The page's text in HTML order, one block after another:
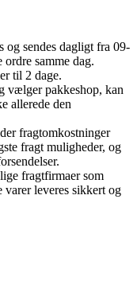
og sendes dagligt fra 09-
ordre samme dag.
til 2 dage.
vælger pakkeshop, kan
allerede den
fragtomkostninger
fragt muligheder, og
fragtfirmaer som
leveres sikkert og